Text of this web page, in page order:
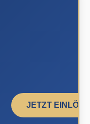
JETZT